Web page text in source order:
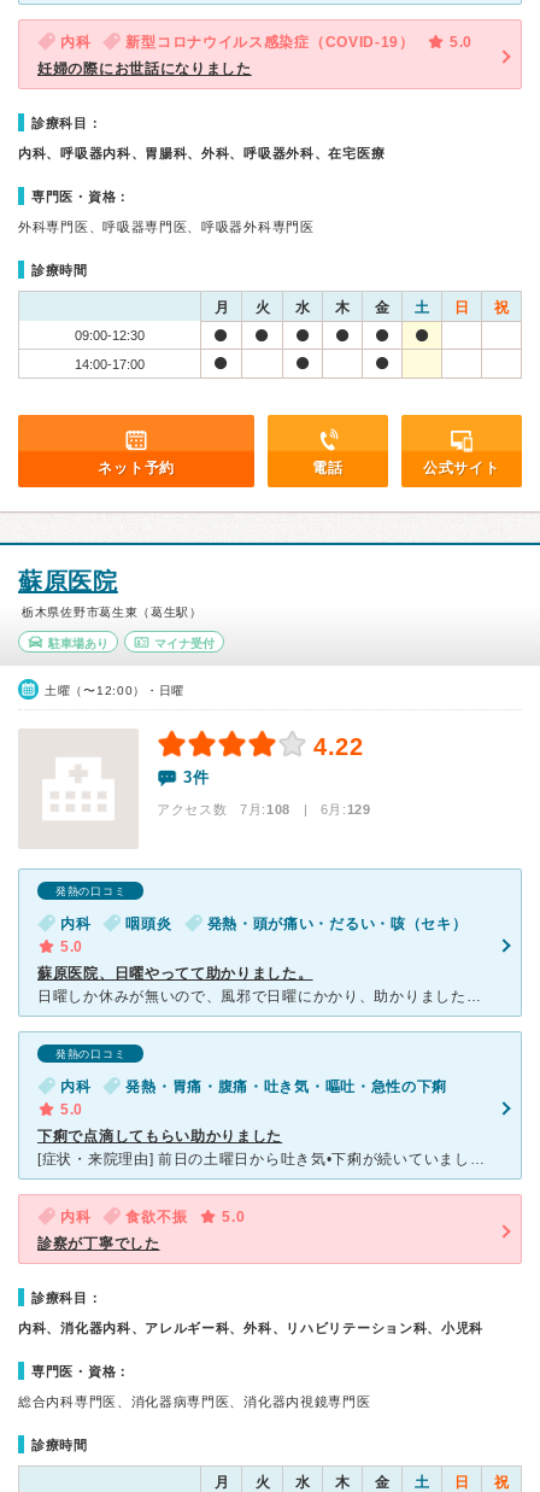
内科 新型コロナウイルス感染症（COVID-19）
5.0
妊婦の際にお世話になりました
診療科目：
内科、呼吸器内科、胃腸科、外科、呼吸器外科、在宅医療
専門医・資格：
外科専門医、呼吸器専門医、呼吸器外科専門医
診療時間
月 火 水 木 金 土 日 祝
09:00-12:30
14:00-17:00
ネット予約 電話 公式サイト
蘇原医院
栃木県佐野市葛生東（葛生駅）
駐車場あり マイナ受付
土曜（〜12:00）・日曜
4.22
3件
アクセス数 7月:108 | 6月:129
発熱の口コミ
内科 咽頭炎
発熱・頭が痛い・だるい・咳（セキ）
5.0
蘇原医院、日曜やってて助かりました。
日曜しか休みが無いので、風邪で日曜にかかり、助かりました。 院長、看護師さん、スタッフさん、皆さん優しかったですよ。 1週間程前から喉が痛かったので始まり、咳も出始めてタンも絡み、食事も中々通らな
発熱の口コミ
内科
発熱・胃痛・腹痛・吐き気・嘔吐・急性の下痢
5.0
下痢で点滴してもらい助かりました
[症状・来院理由] 前日の土曜日から吐き気•下痢が続いていましたが仕事休めず、食べられませんでした。 翌日の日曜日になっても水状の下痢が治まらず。 日曜にやっているのは家の近くだと蘇原医院、遠く
内科 食欲不振
5.0
診察が丁寧でした
診療科目：
内科、消化器内科、アレルギー科、外科、リハビリテーション科、小児科
専門医・資格：
総合内科専門医、消化器病専門医、消化器内視鏡専門医
診療時間
月 火 水 木 金 土 日 祝